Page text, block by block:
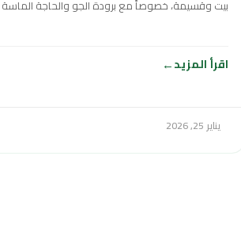
بيت وقسيمة، خصوصاً مع برودة الجو والحاجة الماسة
اقرأ المزيد
يناير 25, 2026